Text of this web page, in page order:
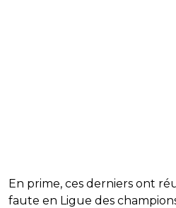
En prime, ces derniers ont
faute en Ligue des